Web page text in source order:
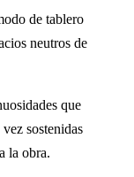
de tablero
neutros de
que
sostenidas
la obra.